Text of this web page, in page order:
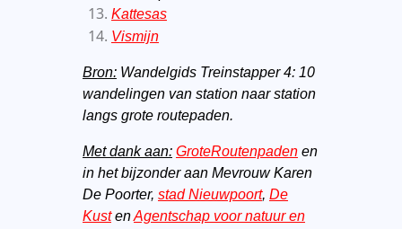
Kattesas
Vismijn
Bron:Wandelgids Treinstapper 4: 10
wandelingen van station naar station
langs grote routepaden.
Met dank aan: GroteRoutenpadenen
in het bijzonder aan Mevrouw Karen
De Poorter, stad Nieuwpoort, De
KustenAgentschap voor natuur en